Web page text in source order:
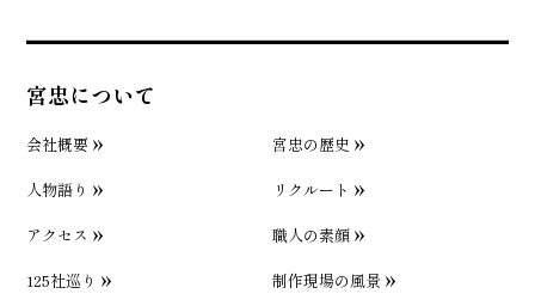
宮忠について
会社概要
宮忠の歴史
人物語り
リクルート
アクセス
職人の素顔
125社巡り
制作現場の風景